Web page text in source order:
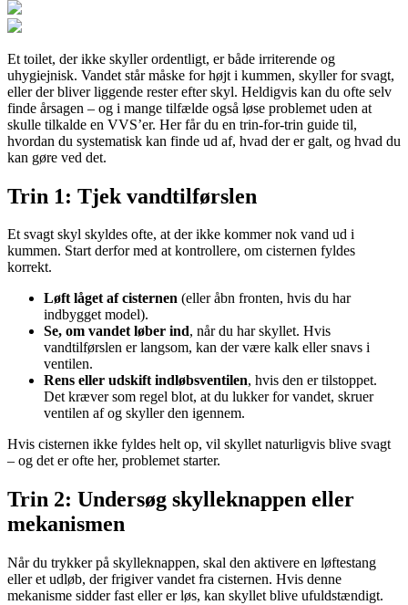
Et toilet, der ikke skyller ordentligt, er både irriterende og
uhygiejnisk. Vandet står måske for højt i kummen, skyller for svagt,
eller der bliver liggende rester efter skyl. Heldigvis kan du ofte selv
finde årsagen – og i mange tilfælde også løse problemet uden at
skulle tilkalde en VVS’er. Her får du en trin-for-trin guide til,
hvordan du systematisk kan finde ud af, hvad der er galt, og hvad du
kan gøre ved det.
Trin 1: Tjek vandtilførslen
Et svagt skyl skyldes ofte, at der ikke kommer nok vand ud i
kummen. Start derfor med at kontrollere, om cisternen fyldes
korrekt.
Løft låget af cisternen (eller åbn fronten, hvis du har
indbygget model).
Se, om vandet løber ind, når du har skyllet. Hvis
vandtilførslen er langsom, kan der være kalk eller snavs i
ventilen.
Rens eller udskift indløbsventilen, hvis den er tilstoppet.
Det kræver som regel blot, at du lukker for vandet, skruer
ventilen af og skyller den igennem.
Hvis cisternen ikke fyldes helt op, vil skyllet naturligvis blive svagt
– og det er ofte her, problemet starter.
Trin 2: Undersøg skylleknappen eller
mekanismen
Når du trykker på skylleknappen, skal den aktivere en løftestang
eller et udløb, der frigiver vandet fra cisternen. Hvis denne
mekanisme sidder fast eller er løs, kan skyllet blive ufuldstændigt.